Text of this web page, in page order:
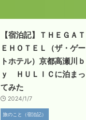
【宿泊記】ＴＨＥＧＡＴ
ＥＨＯＴＥＬ（ザ・ゲー
トホテル）京都高瀬川ｂ
ｙ ＨＵＬＩＣに泊まっ
てみた
2024/1/7
旅のこと（宿泊記）